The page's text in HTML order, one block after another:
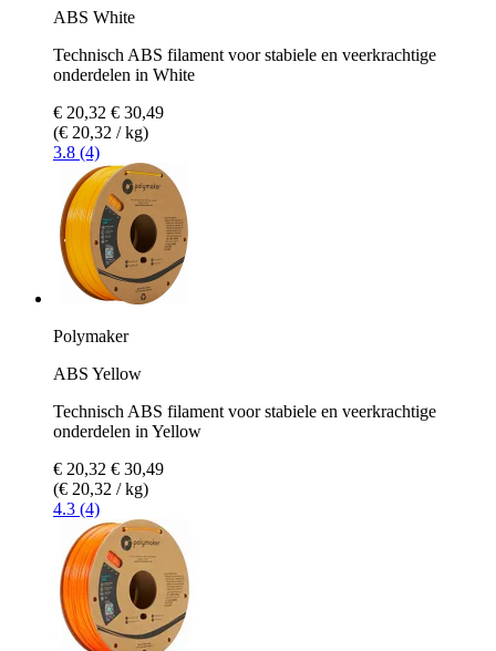
ABS White
Technisch ABS filament voor stabiele en veerkrachtige
onderdelen in White
€ 20,32 € 30,49
(€ 20,32 / kg)
3.8 (4)
Polymaker
ABS Yellow
Technisch ABS filament voor stabiele en veerkrachtige
onderdelen in Yellow
€ 20,32 € 30,49
(€ 20,32 / kg)
4.3 (4)